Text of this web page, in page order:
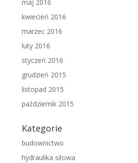
maj 2016
kwiecień 2016
marzec 2016
luty 2016
styczeń 2016
grudzień 2015
listopad 2015
październik 2015
Kategorie
budownictwo
hydraulika siłowa